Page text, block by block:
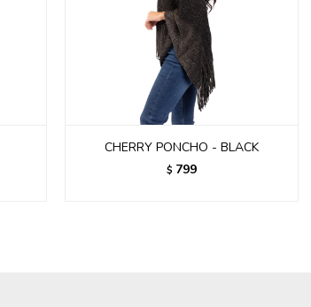
CHERRY PONCHO - BLACK
$ 799